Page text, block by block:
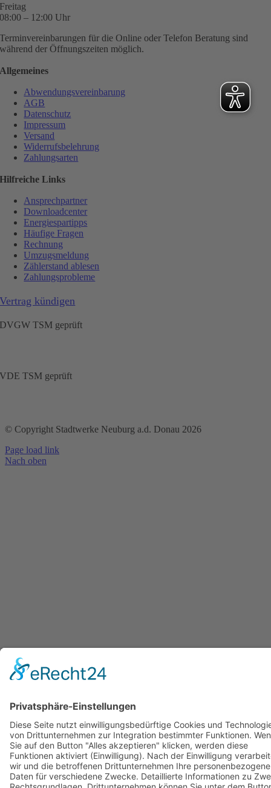
Freitag
08:00 – 12:00 Uhr
Terminvereinbarungen für die Online oder Telefon Beratung sind
während der Öffnungszeiten möglich.
Allgemeines
Abwendungsvereinbarung
AGB
Datenschutz
Impressum
Versand
Widerrufsbelehrung
Zahlungsarten
Hilfreiche Links
Ansprechpartner
Downloadcenter
Energiespartipps
Häufige Fragen
Rechnung
Umzugsmeldung
Zählerstand ablesen
Zahlungsprobleme
Vertrag kündigen
DVGW TSM geprüft
VDE TSM geprüft
© Copyright Stadtwerke Neuburg a.d. Donau 2026
Page load link
Nach oben